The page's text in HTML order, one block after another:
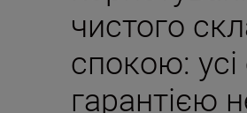
чистого
спокою: усі
гарантією